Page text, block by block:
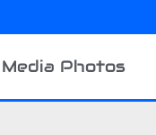
Media Photos